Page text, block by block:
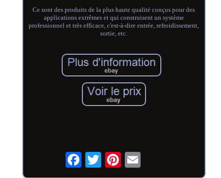
Ce sont des produits de la plus haute qualité conçus pour des
applications extrêmes et qui construisent un système
professionnel et très efficace, c'est-à-dire entrée, refroidissement,
sortie, etc.